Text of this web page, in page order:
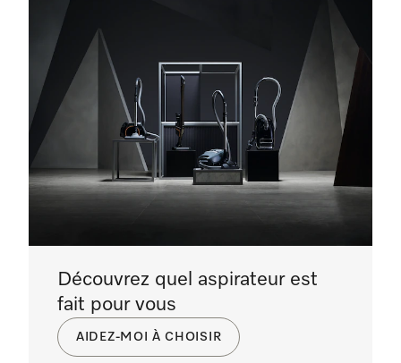
Découvrez quel aspirateur est
fait pour vous
AIDEZ-MOI À CHOISIR